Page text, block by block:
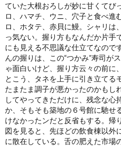
ていた大根おろしが妙に甘くてび
ロ、ハマチ、ウニ、穴子と食べ進
ロ、ホタテ、赤貝に鰻。シャリは
っ気ない。握り方もなんだか片手
にも見える不思議な仕立てなので
んの握りは、この“つかみ”寿司が
ゃ面白いけど、握り方云々の前に
とこう、タネを上手に引き立てる
たまたま調子が悪かったのかもし
してやってきただけに、残念な心
か、そもそも築地の６号館に馳せ
けなかったンだと反省もする。帰
図を見ると、先ほどの飲食棟以外
に散在している。舌の肥えた市場